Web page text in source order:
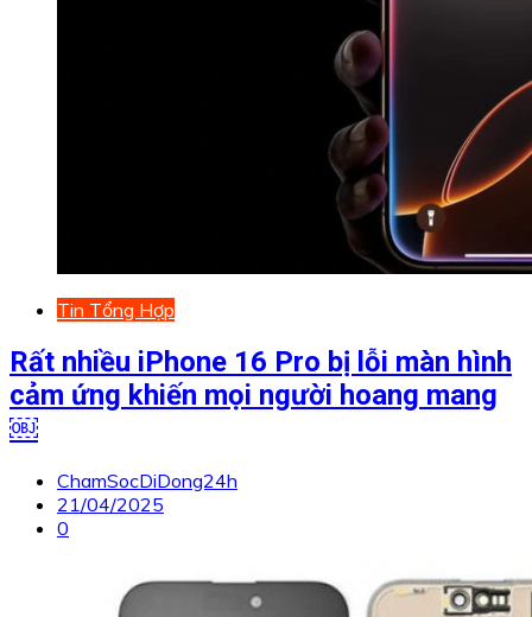
Tin Tổng Hợp
Rất nhiều iPhone 16 Pro bị lỗi màn hình
cảm ứng khiến mọi người hoang mang
￼
ChamSocDiDong24h
21/04/2025
0